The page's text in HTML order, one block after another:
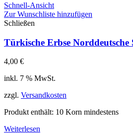
Schnell-Ansicht
Zur Wunschliste hinzufügen
Schließen
Türkische Erbse Norddeutsche
4,00 €
inkl. 7 % MwSt.
zzgl. Versandkosten
Produkt enthält: 10 Korn mindestens
Weiterlesen